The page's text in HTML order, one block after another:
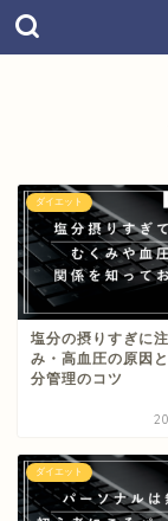
ダイエット
塩分の摂りすぎに
み・高血圧の原因
分管理のコツ
ダイエット